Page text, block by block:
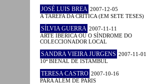
JOSÉ LUIS BREA 2007-12-05
A TAREFA DA CRÍTICA (EM SETE TESES)
SÍLVIA GUERRA 2007-11-11
ARTE IBÉRICA OU O SÍNDROME DO
COLECCIONADOR LOCAL
SANDRA VIEIRA JURGENS 2007-11-01
10ª BIENAL DE ISTAMBUL
TERESA CASTRO 2007-10-16
PARA ALÉM DE PARIS